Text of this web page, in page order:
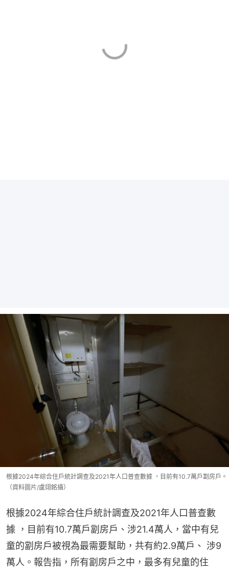
根據2024年綜合住戶統計調查及2021年人口普查數據 ，目前有10.7萬戶劏房戶。
（資料圖片/盧翊銘攝）
根據2024年綜合住戶統計調查及2021年人口普查數
據 ，目前有10.7萬戶劏房戶、涉21.4萬人，當中有兒
童的劏房戶被視為最需要幫助，共有約2.9萬戶、 涉9
萬人。報告指，所有劏房戶之中，最多有兒童的住